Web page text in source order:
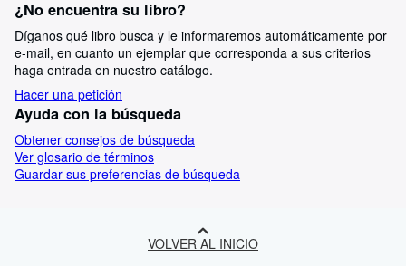
¿No encuentra su libro?
Díganos qué libro busca y le informaremos automáticamente por
e-mail, en cuanto un ejemplar que corresponda a sus criterios
haga entrada en nuestro catálogo.
Hacer una petición
Ayuda con la búsqueda
Obtener consejos de búsqueda
Ver glosario de términos
Guardar sus preferencias de búsqueda
VOLVER AL INICIO